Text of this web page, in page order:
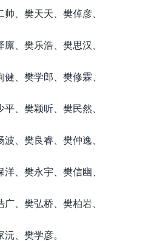
、樊天天、樊倬彦、
、樊乐浩、樊思汉、
、樊学郎、樊修霖、
、樊颖昕、樊民然、
、樊良睿、樊仲逸、
、樊永宇、樊信幽、
、樊弘桥、樊柏岩、
、樊学彦。